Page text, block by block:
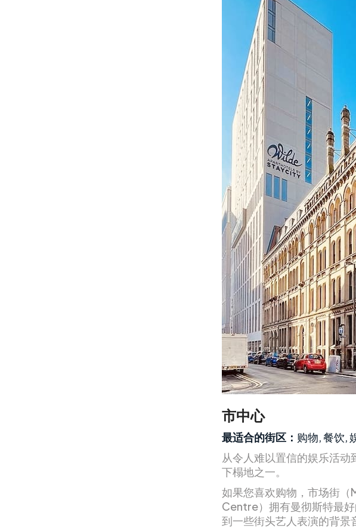
市中心
最适合的街区： 购物, 餐饮,
从令人难以置信的娱乐活
下榻地之一。
如果您喜欢购物，市场街
Centre）拥有曼彻斯特最
到一些街头艺人表演的背景